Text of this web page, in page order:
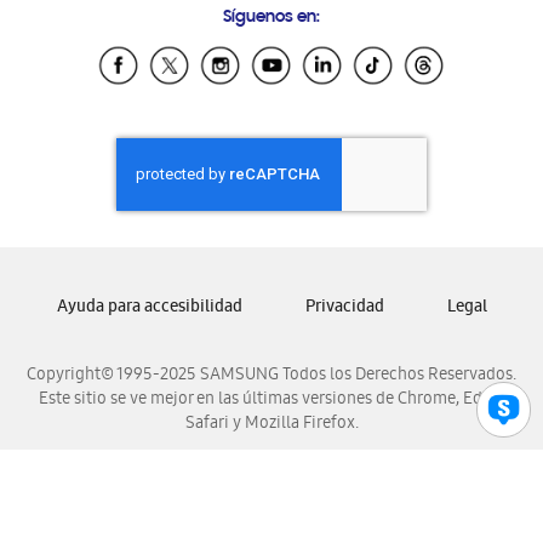
Samsung Ecuador
Samsung El Salvador
Samsung Honduras
Samsung Nicaragua
Samsung Panamá
Samsung Venezuela
Síguenos en:
Copyright© 1995-2025 SAMSUNG Todos los Derechos Reservados.
Este sitio se ve mejor en las últimas versiones de Chrome, Edge,
Safari y Mozilla Firefox.
Ayuda para accesibilidad Privacidad Legal